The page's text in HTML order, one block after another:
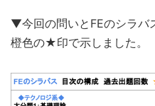
▼今回の問いとFEのシラ
橙色の★印で示しました。